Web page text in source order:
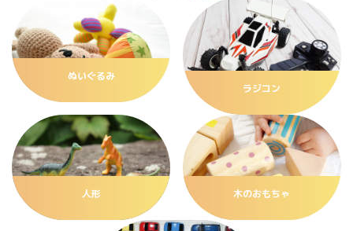
ぬいぐるみ
ラジコン
人形 木のおもちゃ